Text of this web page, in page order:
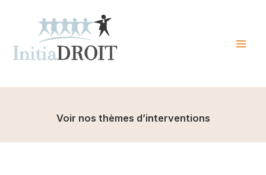
Voir nos thèmes d’interventions